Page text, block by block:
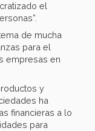
el
de mucha
para el
empresas en
y
ha
financieras a lo
para